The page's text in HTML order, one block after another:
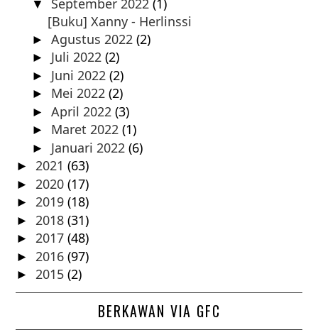
▼ September 2022 (1)
[Buku] Xanny - Herlinssi
► Agustus 2022 (2)
► Juli 2022 (2)
► Juni 2022 (2)
► Mei 2022 (2)
► April 2022 (3)
► Maret 2022 (1)
► Januari 2022 (6)
►2021(63)
► 2020(17)
►2019(18)
► 2018(31)
►2017(48)
► 2016(97)
►2015(2)
BERKAWAN VIA GFC